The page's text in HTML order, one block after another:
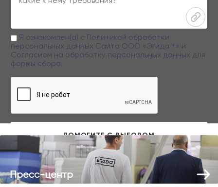
Заполняя данную форму вы даете свое согласие на обработку
персональных данных
Я ознакомлен(а) с Политикой обработки
персональных данных Сайта ООО «Эгида +» и
Согласием на обработку персональных данных для
формы сбора
Пресс-центр